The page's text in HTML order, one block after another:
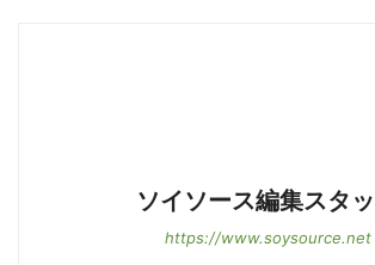
ソイソース編集スタ
https://www.soysource.net